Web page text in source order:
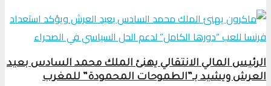
الرئيس المالي الانتقالي يهنئ الملك محمد السادس بعيد
العرش ويشيد بـ”الطموحات المحمودة” للمغرب